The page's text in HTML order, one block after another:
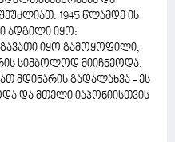
1945 წლამდე ის
ადგილი იყო:
იყო გამოყოფილი,
სიმბოლოდ მიიჩნეოდა.
მდინარის გადალახვა - ეს
და მთელი იაპონიისთვის